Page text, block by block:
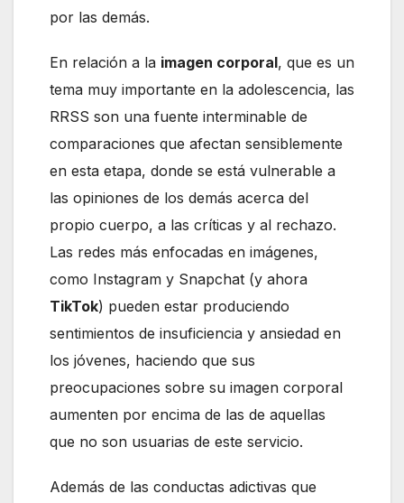
por las demás.
En relación a la imagen corporal, que es un
tema muy importante en la adolescencia, las
RRSS son una fuente interminable de
comparaciones que afectan sensiblemente
en esta etapa, donde se está vulnerable a
las opiniones de los demás acerca del
propio cuerpo, a las críticas y al rechazo.
Las redes más enfocadas en imágenes,
como Instagram y Snapchat (y ahora
TikTok) pueden estar produciendo
sentimientos de insuficiencia y ansiedad en
los jóvenes, haciendo que sus
preocupaciones sobre su imagen corporal
aumenten por encima de las de aquellas
que no son usuarias de este servicio.
Además de las conductas adictivas que